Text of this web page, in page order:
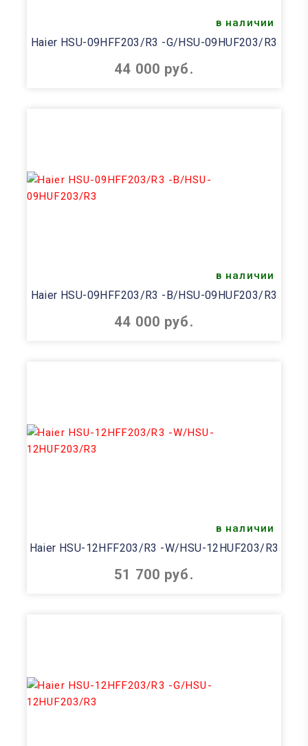
в наличии
Haier HSU-09HFF203/R3 -G/HSU-09HUF203/R3
44 000 руб.
в наличии
Haier HSU-09HFF203/R3 -B/HSU-09HUF203/R3
44 000 руб.
в наличии
Haier HSU-12HFF203/R3 -W/HSU-12HUF203/R3
51 700 руб.